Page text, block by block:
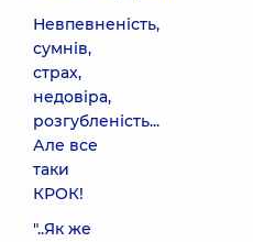
Невпевненість,
сумнів,
страх,
недовіра,
розгубленість...
Але все
таки
КРОК!
"..Як же